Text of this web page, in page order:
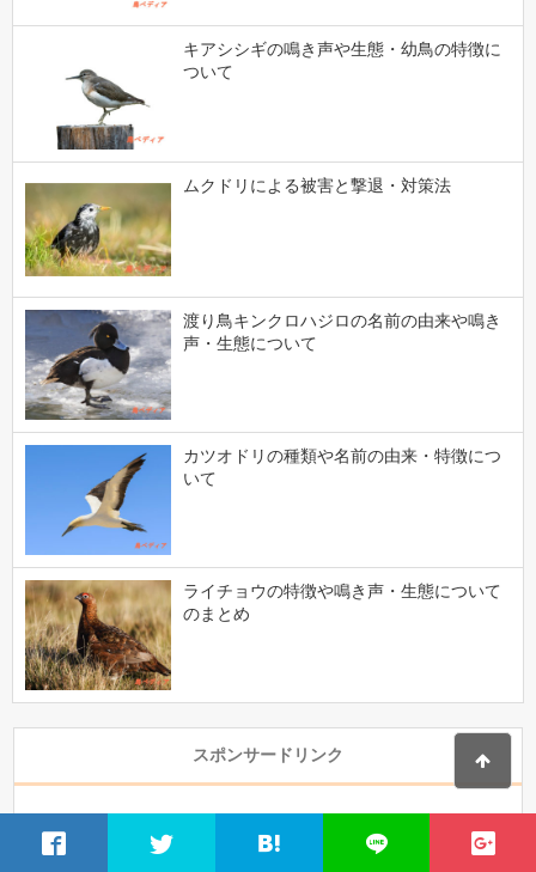
キアシシギの鳴き声や生態・幼鳥の特徴に
ついて
ムクドリによる被害と撃退・対策法
渡り鳥キンクロハジロの名前の由来や鳴き
声・生態について
カツオドリの種類や名前の由来・特徴につ
いて
ライチョウの特徴や鳴き声・生態について
のまとめ
スポンサードリンク